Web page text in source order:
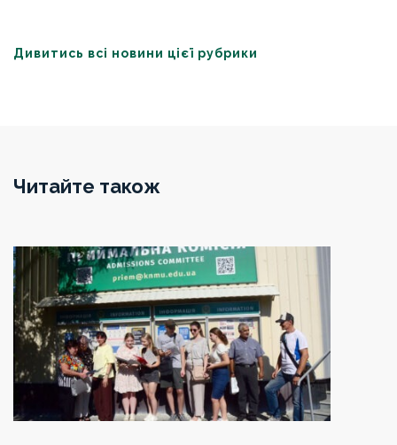
Дивитись всі новини цієї рубрики
Читайте також